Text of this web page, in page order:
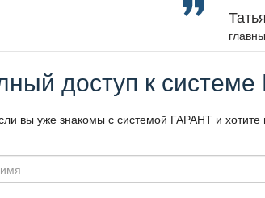
доступ к
вы уже знакомы с системой ГАРАНТ и хотите